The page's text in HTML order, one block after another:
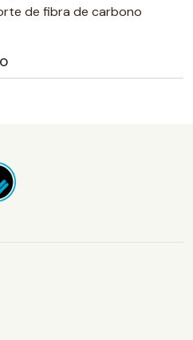
de fibra de carbono